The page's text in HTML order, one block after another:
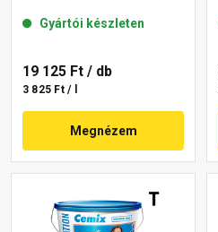
Gyártói készleten
19 125 Ft / db
3 825 Ft / l
Megnézem